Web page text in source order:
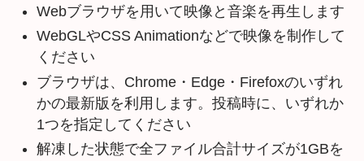
Webブラウザを用いて映像と音楽を再生します
WebGLやCSS Animationなどで映像を制作して
ください
ブラウザは、Chrome・Edge・Firefoxのいずれ
かの最新版を利用します。投稿時に、いずれか
1つを指定してください
解凍した状態で全ファイル合計サイズが1GBを